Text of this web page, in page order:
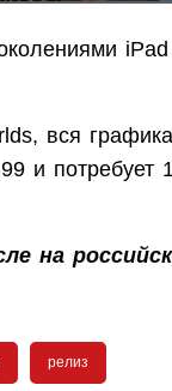
iPad
вся
и потребует
на
релиз